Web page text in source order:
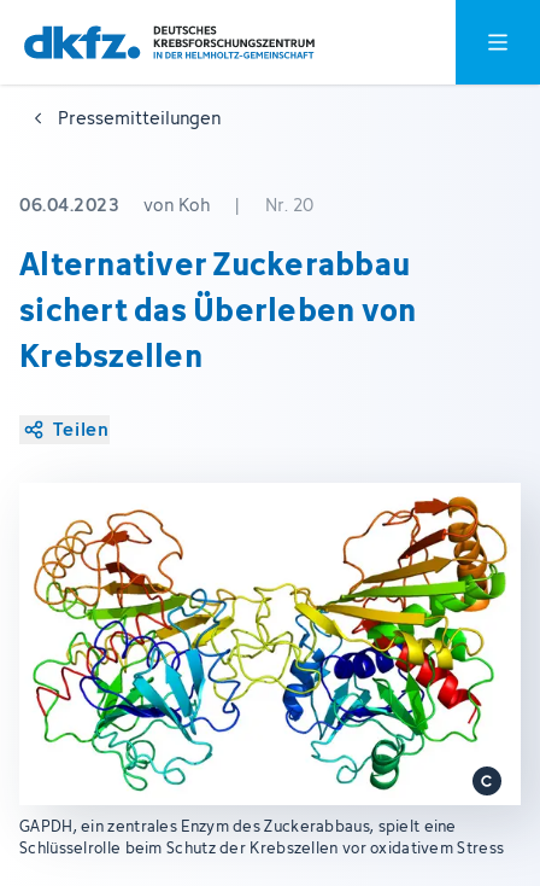
Zum
Hauptinhalt
springen
Zur
Fußzeile
springen
Pressemitteilungen
06.04.2023 von Koh | Nr. 20
Alternativer Zuckerabbau
sichert das Überleben von
Krebszellen
Teilen
GAPDH, ein zentrales Enzym des Zuckerabbaus, spielt eine
Schlüsselrolle beim Schutz der Krebszellen vor oxidativem Stress